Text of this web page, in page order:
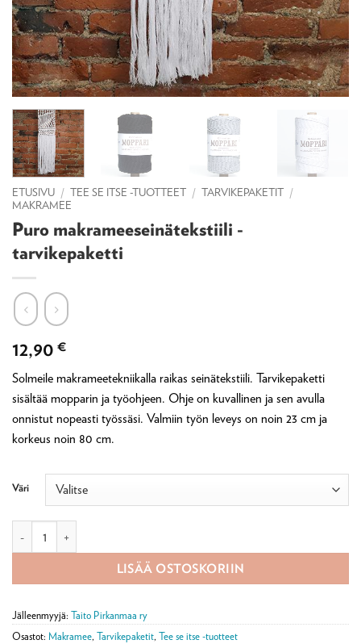
ETUSIVU / TEE SE ITSE -TUOTTEET / TARVIKEPAKETIT /
MAKRAMEE
Puro makrameeseinätekstiili -
tarvikepaketti
12,90 €
Solmeile makrameetekniikalla raikas seinätekstiili. Tarvikepaketti
sisältää mopparin ja työohjeen. Ohje on kuvallinen ja sen avulla
onnistut nopeasti työssäsi. Valmiin työn leveys on noin 23 cm ja
korkeus noin 80 cm.
Väri
LISÄÄ OSTOSKORIIN
Jälleenmyyjä: Taito Pirkanmaa ry
Osastot: Makramee, Tarvikepaketit, Tee se itse -tuotteet